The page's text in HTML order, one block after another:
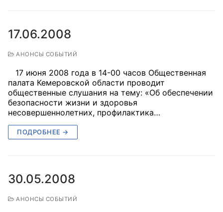
Экспертный совет ОП КО
Совет ОП КО
Общественный штаб
Члены ОП КО
Регламент ОП КО
Кодекс этики ОП КО
17.06.2008
АНОНСЫ СОБЫТИЙ
17 июня 2008 года в 14-00 часов Общественная
палата Кемеровской области проводит
общественные слушания на тему: «Об обеспечении
безопасности жизни и здоровья
несовершеннолетних, профилактика…
ПОДРОБНЕЕ →
30.05.2008
АНОНСЫ СОБЫТИЙ